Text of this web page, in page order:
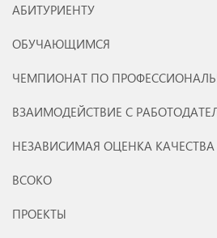
АБИТУРИЕНТУ
ОБУЧАЮЩИМСЯ
ЧЕМПИОНАТ ПО
ВЗАИМОДЕЙСТВИЕ С
НЕЗАВИСИМАЯ ОЦЕНКА
ВСОКО
ПРОЕКТЫ